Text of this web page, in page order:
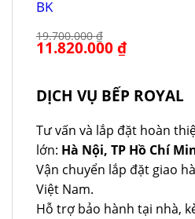
BK
19.700.000₫
Giá
gốc
11.820.000₫Giá
hiện
DỊCH VỤ BẾP ROYAL
Tư vấn và lắp đặt hoàn
lớn: Hà Nội, TP Hồ Chí
Vận chuyển lắp đặt giao
Việt Nam.
Hỗ trợ bảo hành tại nhà,